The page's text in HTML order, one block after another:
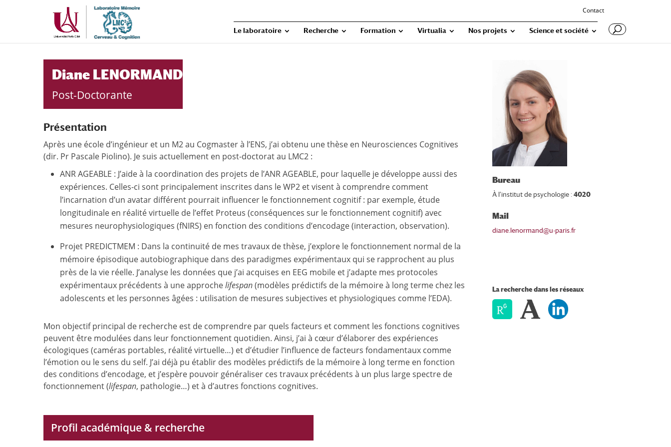
principal
navigation
Contact
Le laboratoire Recherche Formation Virtualia Nos projets Science et société
Diane LENORMAND
Post-Doctorante
Présentation
Après une école d’ingénieur et un M2 au Cogmaster à l’ENS, j’ai obtenu une thèse en Neurosciences Cognitives
(dir. Pr Pascale Piolino). Je suis actuellement en post-doctorat au LMC2 :
ANR AGEABLE : J’aide à la coordination des projets de l’ANR AGEABLE, pour laquelle je développe aussi des
expériences. Celles-ci sont principalement inscrites dans le WP2 et visent à comprendre comment
l’incarnation d’un avatar différent pourrait influencer le fonctionnement cognitif : par exemple, étude
longitudinale en réalité virtuelle de l’effet Proteus (conséquences sur le fonctionnement cognitif) avec
mesures neurophysiologiques (fNIRS) en fonction des conditions d’encodage (interaction, observation).
Projet PREDICTMEM : Dans la continuité de mes travaux de thèse, j’explore le fonctionnement normal de la
mémoire épisodique autobiographique dans des paradigmes expérimentaux qui se rapprochent au plus
près de la vie réelle. J’analyse les données que j’ai acquises en EEG mobile et j’adapte mes protocoles
expérimentaux précédents à une approchelifespan(modèles prédictifs de la mémoire à long terme chez les
adolescents et les personnes âgées : utilisation de mesures subjectives et physiologiques comme l’EDA).
Mon objectif principal de recherche est de comprendre par quels facteurs et comment les fonctions cognitives
peuvent être modulées dans leur fonctionnement quotidien. Ainsi, j’ai à cœur d’élaborer des expériences
écologiques (caméras portables, réalité virtuelle…) et d’étudier l’influence de facteurs fondamentaux comme
l’émotion ou le sens du self. J’ai déjà pu établir des modèles prédictifs de la mémoire à long terme en fonction
des conditions d’encodage, et j’espère pouvoir généraliser ces travaux précédents à un plus large spectre de
fonctionnement (lifespan, pathologie…) et à d’autres fonctions cognitives.
Profil académique & recherche
Bureau
À l’institut de psychologie : 4020
Mail
diane.lenormand@u-paris.fr
La recherche dans les réseaux